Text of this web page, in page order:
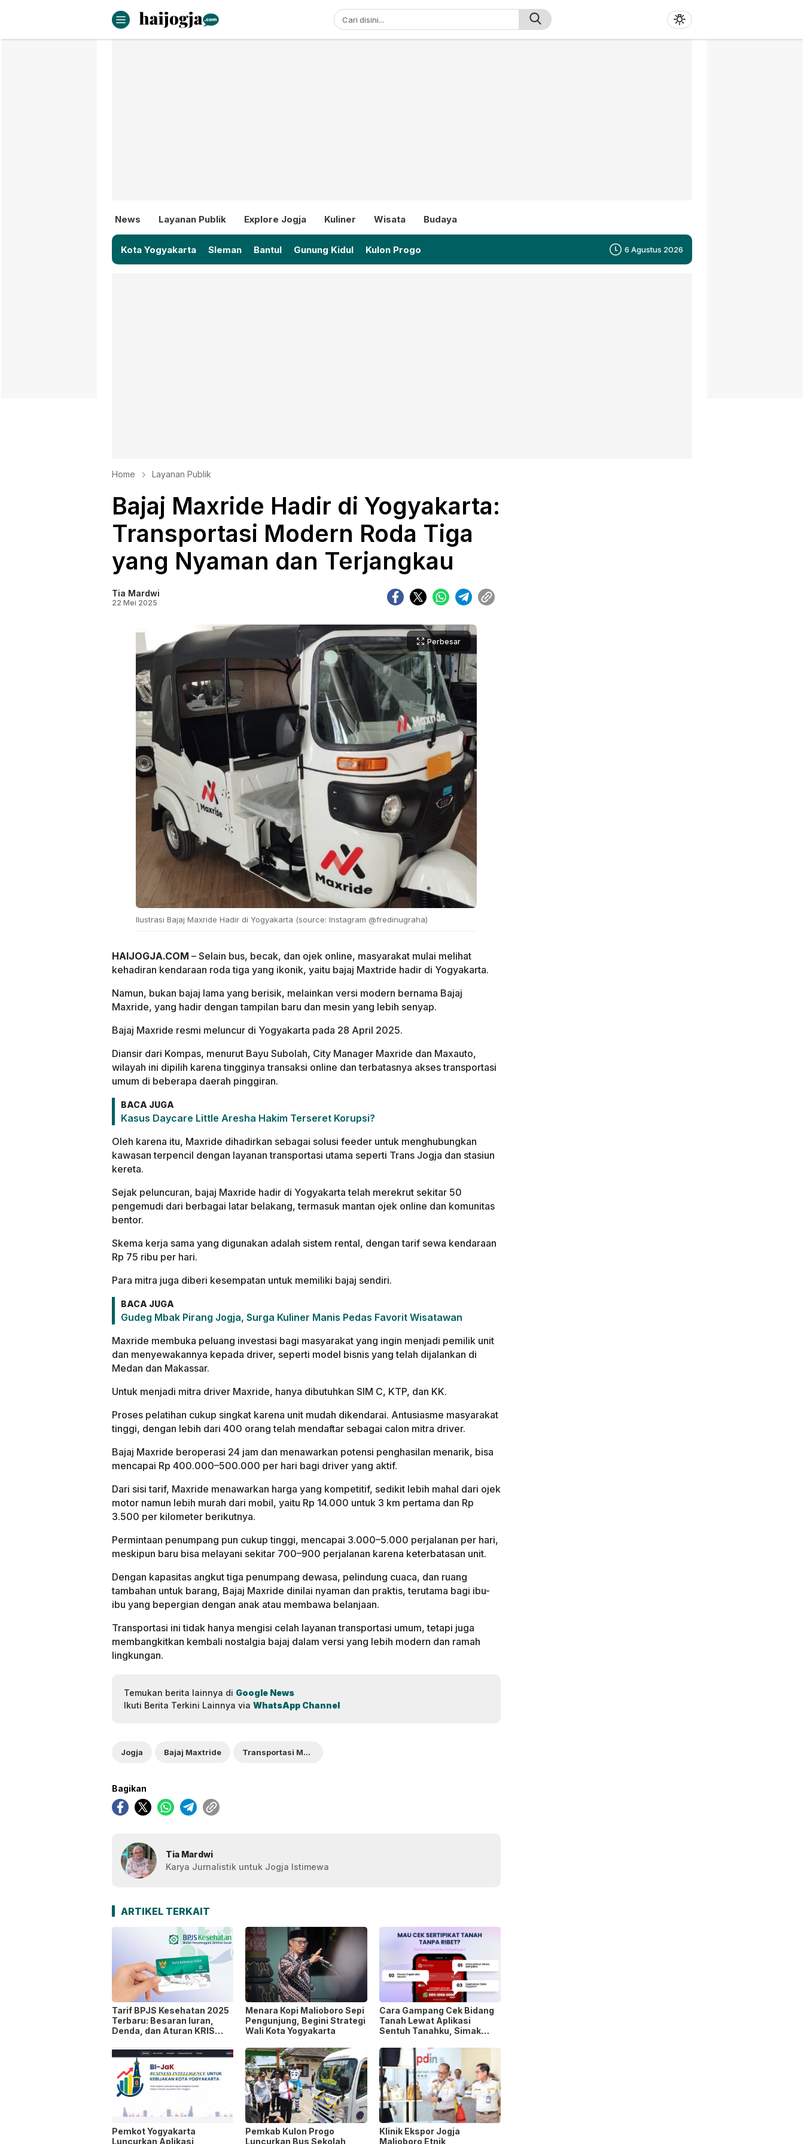
haijogja.com
Berita Jogja Terbaru dan Terkini
News Layanan Publik Explore Jogja Kuliner Wisata Budaya
Kota Yogyakarta Sleman Bantul Gunung Kidul Kulon Progo 6 Agustus 2026
Home Layanan Publik
Bajaj Maxride Hadir di Yogyakarta:
Transportasi Modern Roda Tiga
yang Nyaman dan Terjangkau
Tia Mardwi
22 Mei 2025
Perbesar
Ilustrasi Bajaj Maxride Hadir di Yogyakarta (source: Instagram @fredinugraha)
HAIJOGJA.COM – Selain bus, becak, dan ojek online, masyarakat mulai melihat
kehadiran kendaraan roda tiga yang ikonik, yaitu bajaj Maxtride hadir di Yogyakarta.
Namun, bukan bajaj lama yang berisik, melainkan versi modern bernama Bajaj
Maxride, yang hadir dengan tampilan baru dan mesin yang lebih senyap.
Bajaj Maxride resmi meluncur di Yogyakarta pada 28 April 2025.
Diansir dari Kompas, menurut Bayu Subolah, City Manager Maxride dan Maxauto,
wilayah ini dipilih karena tingginya transaksi online dan terbatasnya akses transportasi
umum di beberapa daerah pinggiran.
BACA JUGA
Kasus Daycare Little Aresha Hakim Terseret Korupsi?
Oleh karena itu, Maxride dihadirkan sebagai solusi feeder untuk menghubungkan
kawasan terpencil dengan layanan transportasi utama seperti Trans Jogja dan stasiun
kereta.
Sejak peluncuran, bajaj Maxride hadir di Yogyakarta telah merekrut sekitar 50
pengemudi dari berbagai latar belakang, termasuk mantan ojek online dan komunitas
bentor.
Skema kerja sama yang digunakan adalah sistem rental, dengan tarif sewa kendaraan
Rp 75 ribu per hari.
Para mitra juga diberi kesempatan untuk memiliki bajaj sendiri.
BACA JUGA
Gudeg Mbak Pirang Jogja, Surga Kuliner Manis Pedas Favorit Wisatawan
Maxride membuka peluang investasi bagi masyarakat yang ingin menjadi pemilik unit
dan menyewakannya kepada driver, seperti model bisnis yang telah dijalankan di
Medan dan Makassar.
Untuk menjadi mitra driver Maxride, hanya dibutuhkan SIM C, KTP, dan KK.
Proses pelatihan cukup singkat karena unit mudah dikendarai. Antusiasme masyarakat
tinggi, dengan lebih dari 400 orang telah mendaftar sebagai calon mitra driver.
Bajaj Maxride beroperasi 24 jam dan menawarkan potensi penghasilan menarik, bisa
mencapai Rp 400.000–500.000 per hari bagi driver yang aktif.
Dari sisi tarif, Maxride menawarkan harga yang kompetitif, sedikit lebih mahal dari ojek
motor namun lebih murah dari mobil, yaitu Rp 14.000 untuk 3 km pertama dan Rp
3.500 per kilometer berikutnya.
Permintaan penumpang pun cukup tinggi, mencapai 3.000–5.000 perjalanan per hari,
meskipun baru bisa melayani sekitar 700–900 perjalanan karena keterbatasan unit.
Dengan kapasitas angkut tiga penumpang dewasa, pelindung cuaca, dan ruang
tambahan untuk barang, Bajaj Maxride dinilai nyaman dan praktis, terutama bagi ibu-
ibu yang bepergian dengan anak atau membawa belanjaan.
Transportasi ini tidak hanya mengisi celah layanan transportasi umum, tetapi juga
membangkitkan kembali nostalgia bajaj dalam versi yang lebih modern dan ramah
lingkungan.
Temukan berita lainnya di Google News
Ikuti Berita Terkini Lainnya via WhatsApp Channel
Jogja Bajaj Maxtride Transportasi Modern
Bagikan
Tia Mardwi
Karya Jurnalistik untuk Jogja Istimewa
ARTIKEL TERKAIT
Tarif BPJS Kesehatan 2025
Terbaru: Besaran Iuran,
Denda, dan Aturan KRIS
Menara Kopi Malioboro Sepi
Pengunjung, Begini Strategi
Wali Kota Yogyakarta
Cara Gampang Cek Bidang
Tanah Lewat Aplikasi
Sentuh Tanahku, Simak
Pemkot Yogyakarta
Luncurkan Aplikasi
Pemkab Kulon Progo
Luncurkan Bus Sekolah
Klinik Ekspor Jogja
Malioboro Etnik